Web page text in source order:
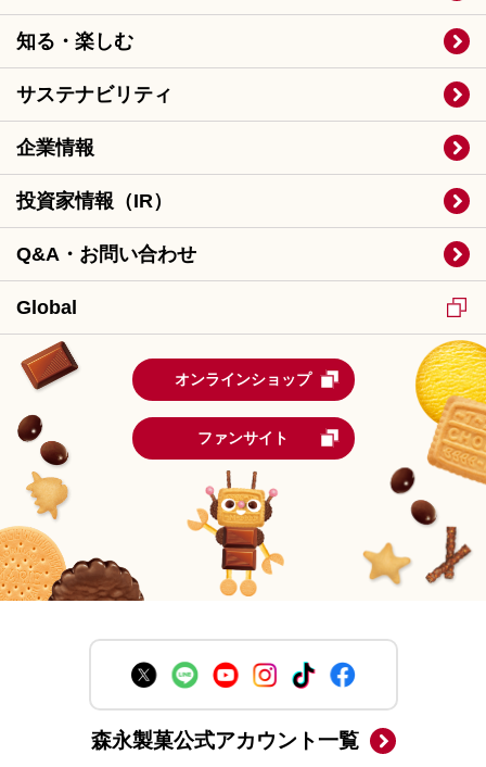
知る・楽しむ
サステナビリティ
企業情報
投資家情報（IR）
Q&A・お問い合わせ
Global
オンラインショップ
ファンサイト
森永製菓公式アカウント一覧